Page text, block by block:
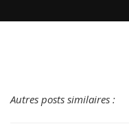
Autres posts similaires :